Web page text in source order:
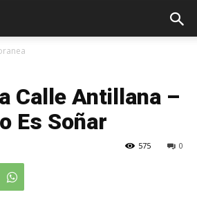
Latin
Calle Antillana –
Es Soñar
0
575